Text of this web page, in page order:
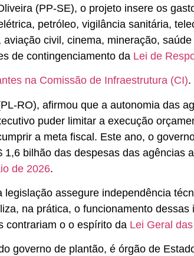
(PP-SE), o projeto insere os
petróleo, vigilância sanitária,
civil, cinema, mineração,
de contingenciamento da Lei de
na Comissão de Infraestrutura (CI).
RO), afirmou que a autonomia das
puder limitar a execução
a meta fiscal. Este ano, o
bilhão das despesas das agências
de 2026.
assegure independência
na prática, o funcionamento dessas
contrariam o o espírito da Lei Geral
governo de plantão, é órgão de